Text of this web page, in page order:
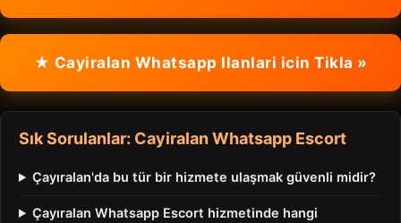
★ Cayiralan Whatsapp Ilanlari icin Tikla »
Sık Sorulanlar: Cayiralan Whatsapp Escort
Çayıralan'da bu tür bir hizmete ulaşmak güvenli midir?
Çayıralan Whatsapp Escort hizmetinde hangi